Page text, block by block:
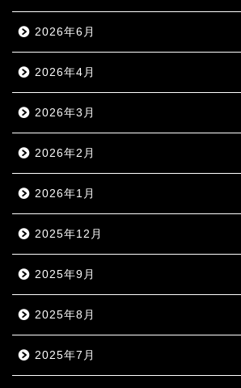
2026年6月
2026年4月
2026年3月
2026年2月
2026年1月
2025年12月
2025年9月
2025年8月
2025年7月